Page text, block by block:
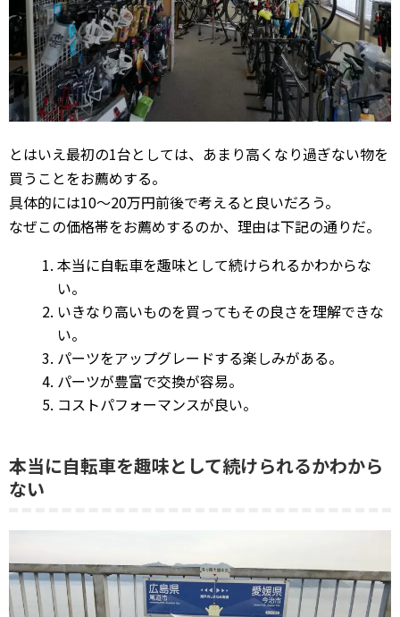
とはいえ最初の1台としては、あまり高くなり過ぎない物を
買うことをお薦めする。
具体的には10～20万円前後で考えると良いだろう。
なぜこの価格帯をお薦めするのか、理由は下記の通りだ。
本当に自転車を趣味として続けられるかわからな
い。
いきなり高いものを買ってもその良さを理解できな
い。
パーツをアップグレードする楽しみがある。
パーツが豊富で交換が容易。
コストパフォーマンスが良い。
本当に自転車を趣味として続けられるかわから
ない